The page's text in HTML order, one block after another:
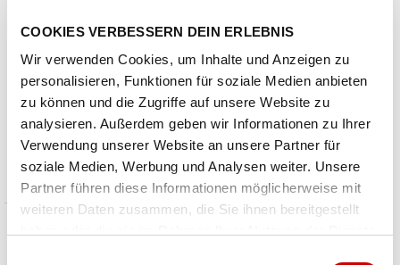
COOKIES VERBESSERN DEIN ERLEBNIS
Wir verwenden Cookies, um Inhalte und Anzeigen zu
personalisieren, Funktionen für soziale Medien anbieten
zu können und die Zugriffe auf unsere Website zu
analysieren. Außerdem geben wir Informationen zu Ihrer
Verwendung unserer Website an unsere Partner für
soziale Medien, Werbung und Analysen weiter. Unsere
Partner führen diese Informationen möglicherweise mit
weiteren Daten zusammen, die Sie ihnen bereitgestellt
Wild Country
PRO KEY LIEGHT WITH LEASH
CHF 23.00
Preis reduziert von
An